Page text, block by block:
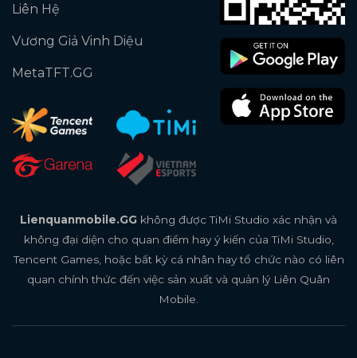
Liên Hệ
Vương Giả Vinh Diệu
MetaTFT.GG
Lienquanmobile.GG không được TiMi Studio xác nhận và
không đại diện cho quan điểm hay ý kiến của TiMi Studio,
Tencent Games, hoặc bất kỳ cá nhân hay tổ chức nào có liên
quan chính thức đến việc sản xuất và quản lý Liên Quân
Mobile.